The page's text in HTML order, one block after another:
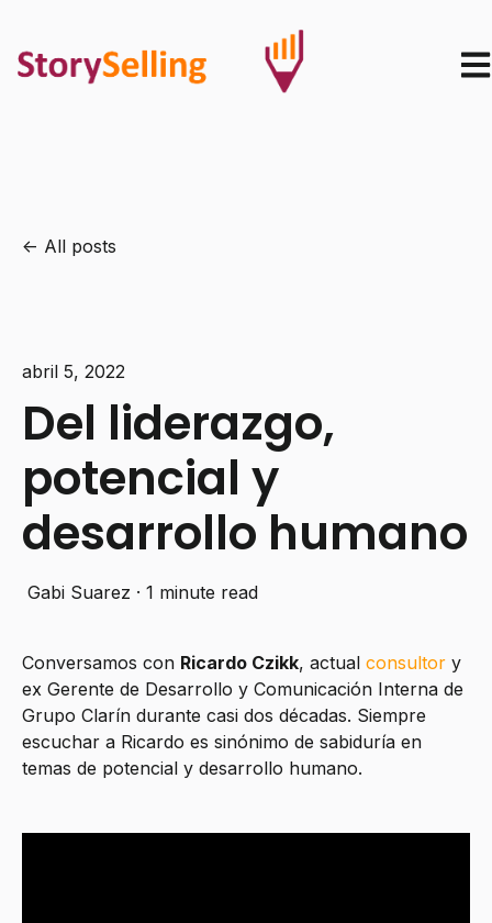
All posts
abril 5, 2022
Del liderazgo,
potencial y
desarrollo humano
Gabi Suarez · 1 minute read
Conversamos con Ricardo Czikk, actual consultor y
ex Gerente de Desarrollo y Comunicación Interna de
Grupo Clarín durante casi dos décadas. Siempre
escuchar a Ricardo es sinónimo de sabiduría en
temas de potencial y desarrollo humano.